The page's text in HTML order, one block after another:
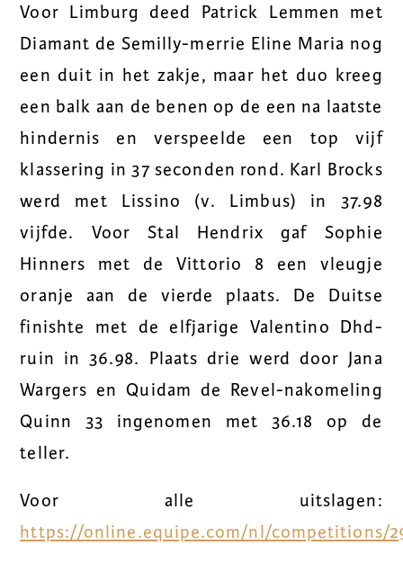
Voor Limburg deed Patrick Lemmen met
Diamant de Semilly-merrie Eline Maria nog
een duit in het zakje, maar het duo kreeg
een balk aan de benen op de een na laatste
hindernis en verspeelde een top vijf
klassering in 37 seconden rond. Karl Brocks
werd met Lissino (v. Limbus) in 37.98
vijfde. Voor Stal Hendrix gaf Sophie
Hinners met de Vittorio 8 een vleugje
oranje aan de vierde plaats. De Duitse
finishte met de elfjarige Valentino Dhd-
ruin in 36.98. Plaats drie werd door Jana
Wargers en Quidam de Revel-nakomeling
Quinn 33 ingenomen met 36.18 op de
teller.
Voor alle uitslagen:
https://online.equipe.com/nl/competitions/